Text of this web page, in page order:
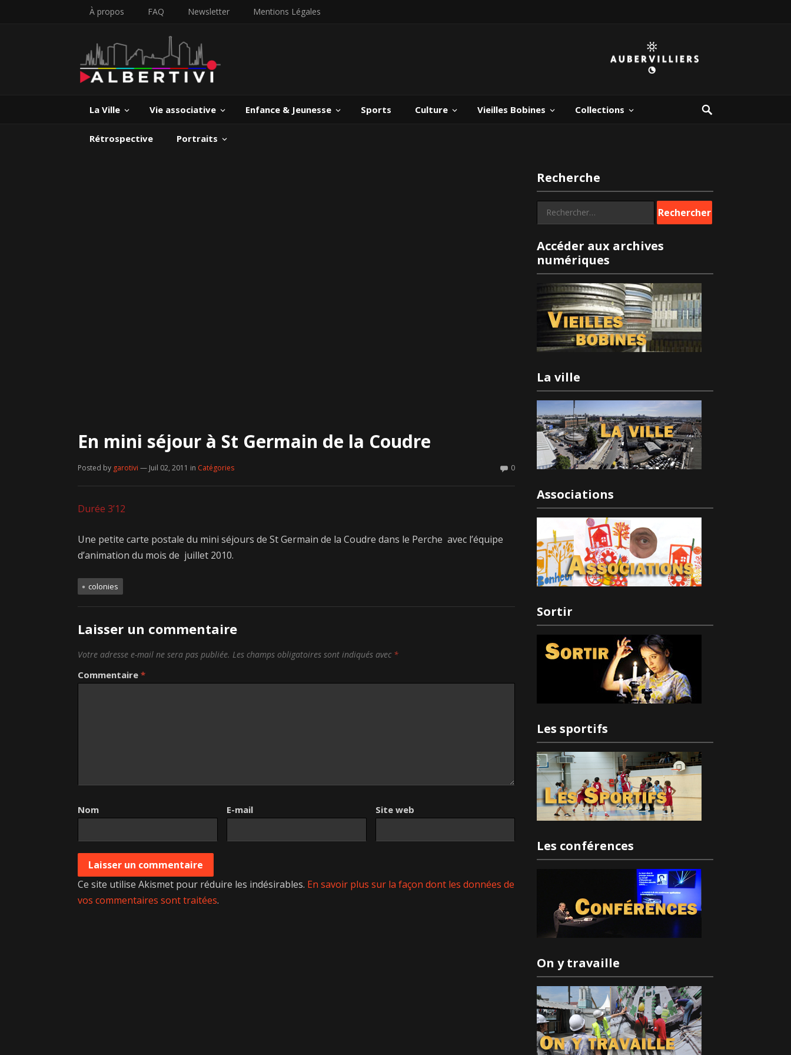
À propos FAQ Newsletter Mentions Légales
La Ville Vie associative Enfance & Jeunesse Sports Culture Vieilles Bobines Collections
Rétrospective Portraits
En mini séjour à St Germain de la Coudre
Posted by garotivi — Juil 02, 2011 in Catégories 0
Durée 3’12
Une petite carte postale du mini séjours de St Germain de la Coudre dans le Perche avec l’équipe
d’animation du mois de juillet 2010.
colonies
Laisser un commentaire
Votre adresse e-mail ne sera pas publiée. Les champs obligatoires sont indiqués avec *
Commentaire *
Nom E-mail Site web
Ce site utilise Akismet pour réduire les indésirables. En savoir plus sur la façon dont les données de
vos commentaires sont traitées.
Recherche
Rechercher :
Accéder aux archives
numériques
La ville
Associations
Sortir
Les sportifs
Les conférences
On y travaille